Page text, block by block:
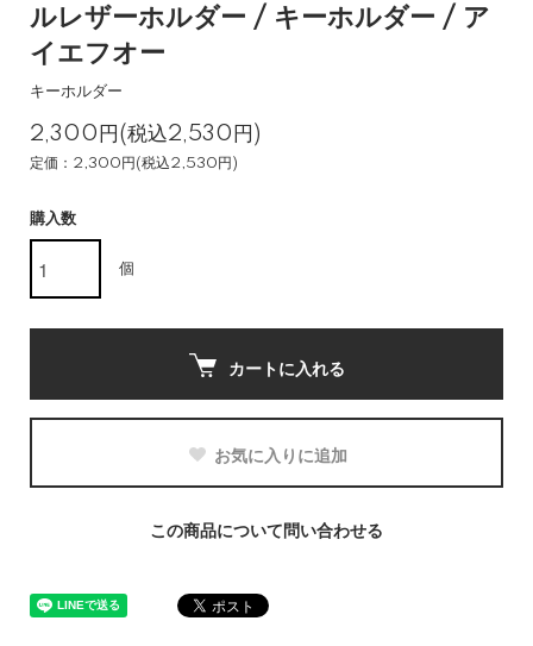
ルレザーホルダー / キーホルダー / ア
イエフオー
キーホルダー
2,300円(税込2,530円)
定価：2,300円(税込2,530円)
購入数
個
カートに入れる
お気に入りに追加
この商品について問い合わせる